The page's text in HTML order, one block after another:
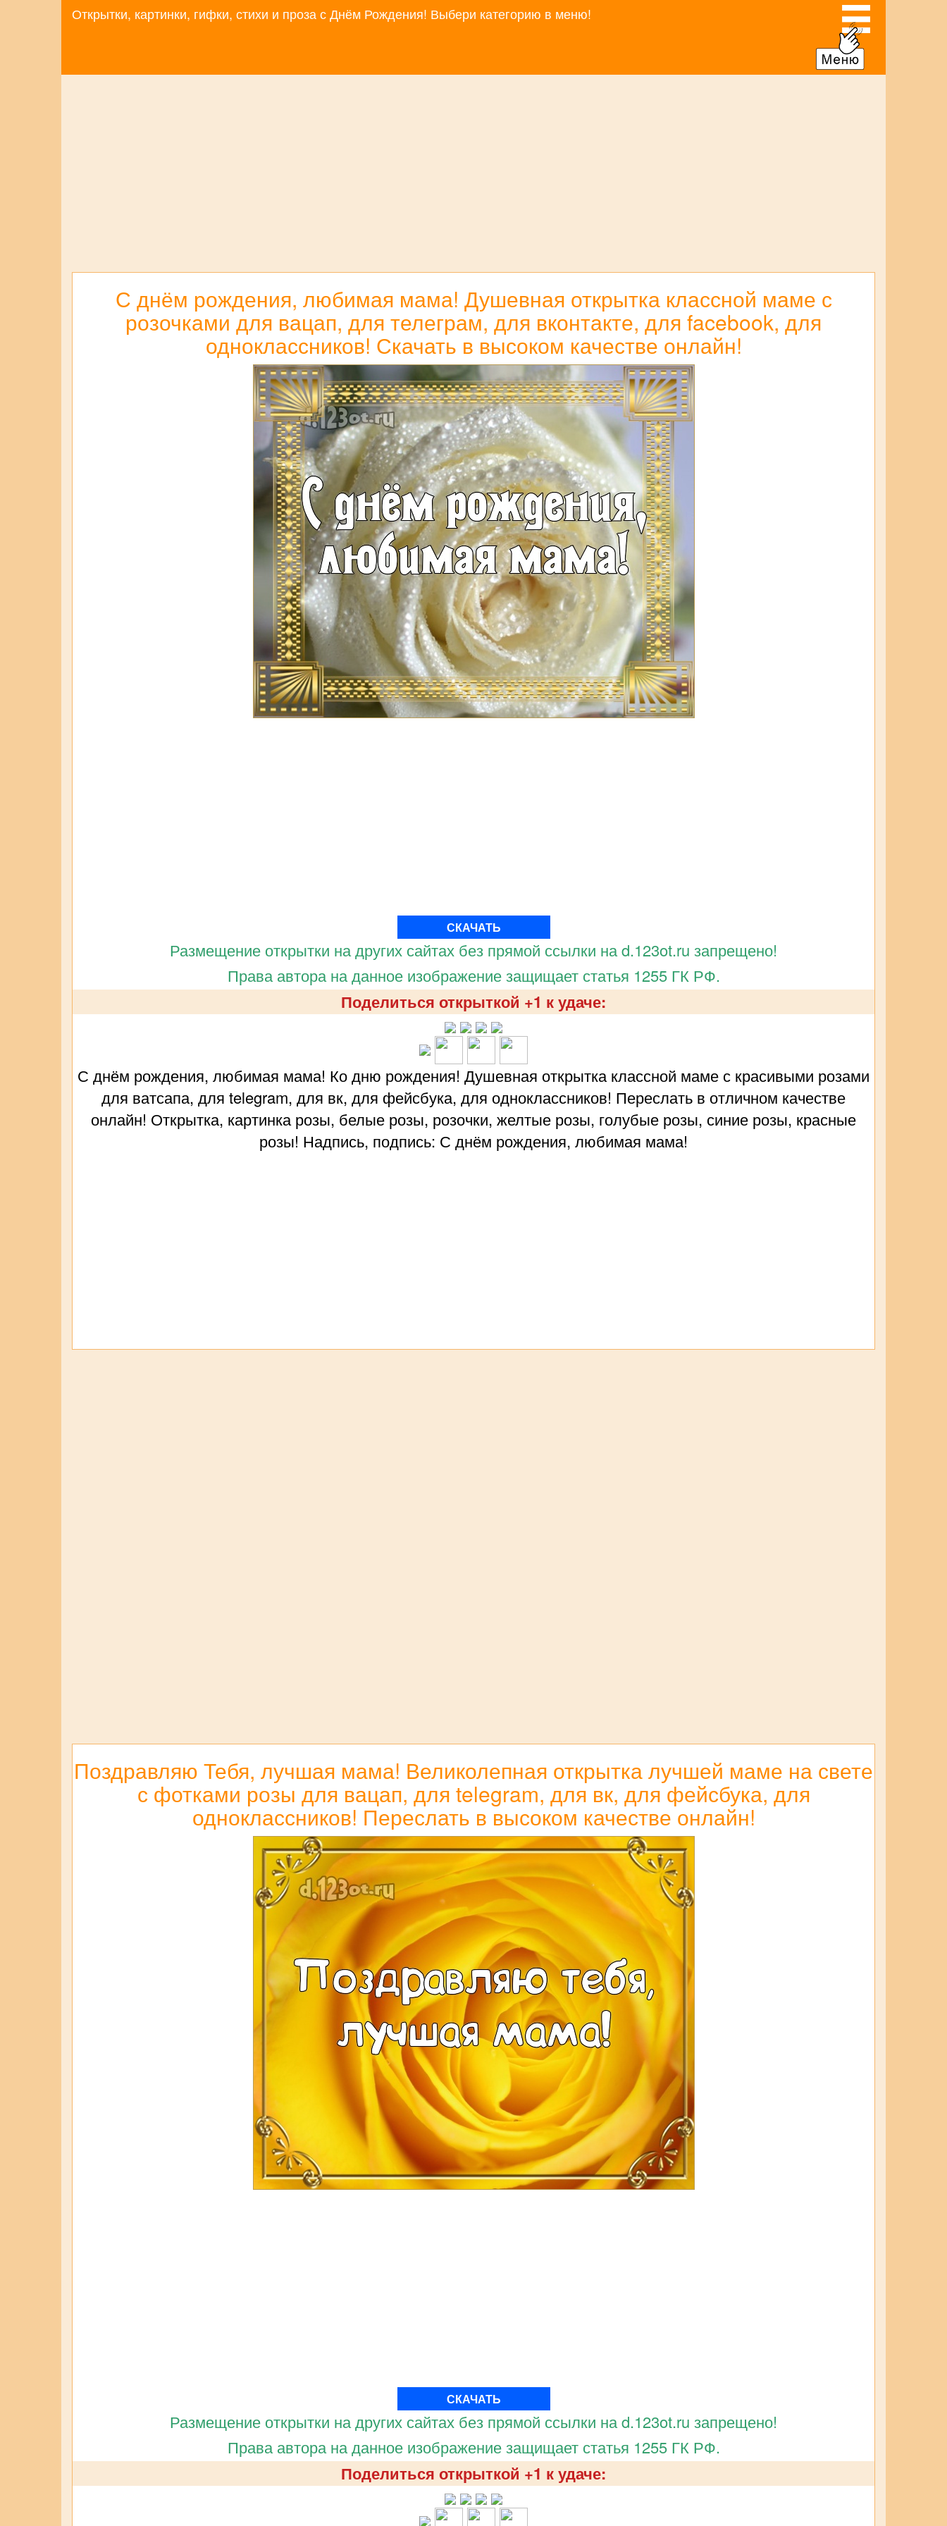
Открытки, картинки, гифки, стихи и проза с Днём Рождения! Выбери категорию в меню!
С днём рождения, любимая мама! Душевная открытка классной маме с
розочками для вацап, для телеграм, для вконтакте, для facebook, для
одноклассников! Скачать в высоком качестве онлайн!
СКАЧАТЬ
Размещение открытки на других сайтах без прямой ссылки на d.123ot.ru запрещено!
Права автора на данное изображение защищает статья 1255 ГК РФ.
Поделиться открыткой +1 к удаче:
С днём рождения, любимая мама! Ко дню рождения! Душевная открытка классной маме с красивыми розами
для ватсапа, для telegram, для вк, для фейсбука, для одноклассников! Переслать в отличном качестве
онлайн! Открытка, картинка розы, белые розы, розочки, желтые розы, голубые розы, синие розы, красные
розы! Надпись, подпись: С днём рождения, любимая мама!
Поздравляю Тебя, лучшая мама! Великолепная открытка лучшей маме на свете
с фотками розы для вацап, для telegram, для вк, для фейсбука, для
одноклассников! Переслать в высоком качестве онлайн!
СКАЧАТЬ
Размещение открытки на других сайтах без прямой ссылки на d.123ot.ru запрещено!
Права автора на данное изображение защищает статья 1255 ГК РФ.
Поделиться открыткой +1 к удаче: